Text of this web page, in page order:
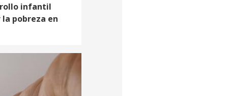
infantil
pobreza en